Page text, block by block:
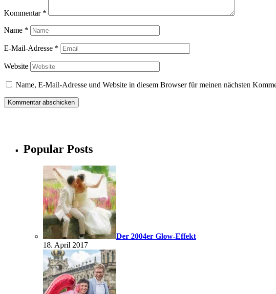
Kommentar *
Name *
E-Mail-Adresse *
Website
Name, E-Mail-Adresse und Website in diesem Browser für meinen nächsten
Popular Posts
Der 2004er Glow-Effekt
18. April 2017